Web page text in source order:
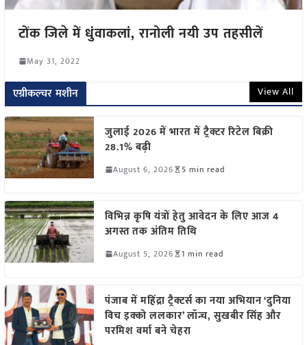
टोंक जिले में धुंवाकलां, रानोली नयी उप तहसीलें
May 31, 2022
एग्रीकल्चर मशीन View All
जुलाई 2026 में भारत में ट्रैक्टर रिटेल बिक्री
28.1% बढ़ी
August 6, 2026 5 min read
विभिन्न कृषि यंत्रों हेतु आवेदन के लिए आज 4
अगस्त तक अंतिम तिथि
August 5, 2026 1 min read
पंजाब में महिंद्रा ट्रैक्टर्स का नया अभियान ‘दुनिया
विच इक्को ललकार’ लॉन्च, सुखबीर सिंह और
परमिश वर्मा बने चेहरा